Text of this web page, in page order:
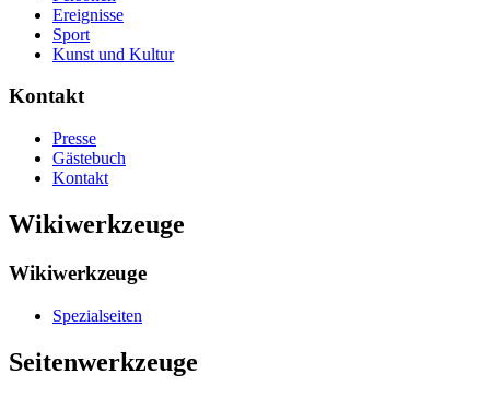
Ereignisse
Sport
Kunst und Kultur
Kontakt
Presse
Gästebuch
Kontakt
Wikiwerkzeuge
Wikiwerkzeuge
Spezialseiten
Seitenwerkzeuge